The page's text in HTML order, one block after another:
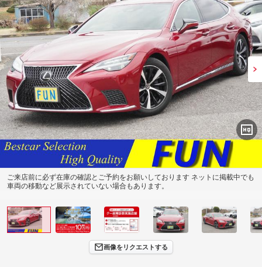
ご来店前に必ず在庫の確認とご予約をお願いしております ネットに掲載中でも
車両の移動など展示されていない場合もあります。
画像をリクエストする